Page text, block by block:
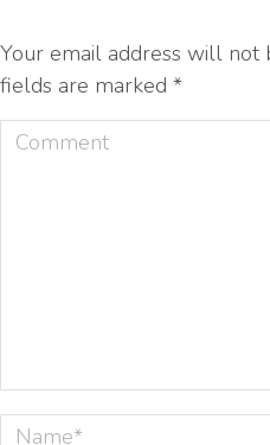
Your email address will not
fields are marked *
Comment
Name *